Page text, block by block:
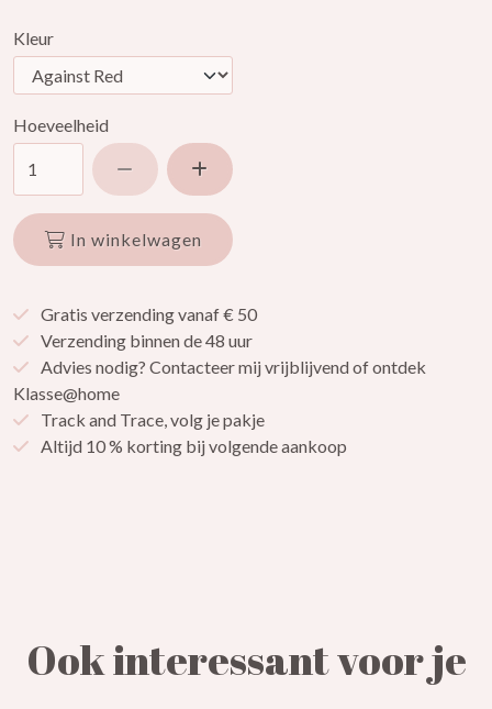
Kleur
Hoeveelheid
Verlaag hoeveelheidVerhoog hoeveelheid
In winkelwagen
Gratis verzending vanaf € 50
Verzending binnen de 48 uur
Advies nodig? Contacteer mij vrijblijvend of ontdek
Klasse@home
Track and Trace, volg je pakje
Altijd 10 % korting bij volgende aankoop
Ook interessant voor je